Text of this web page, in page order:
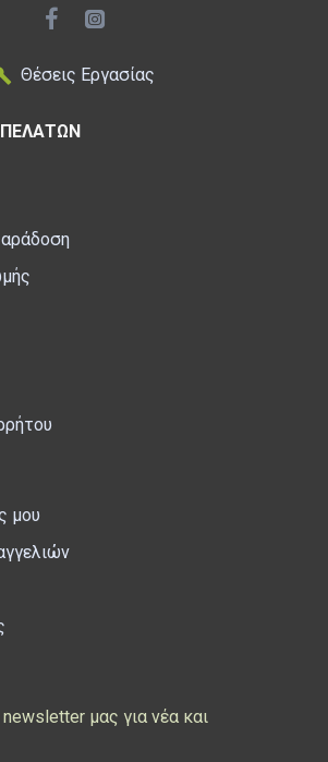
Θέσεις Εργασίας
μου
μας για νέα και